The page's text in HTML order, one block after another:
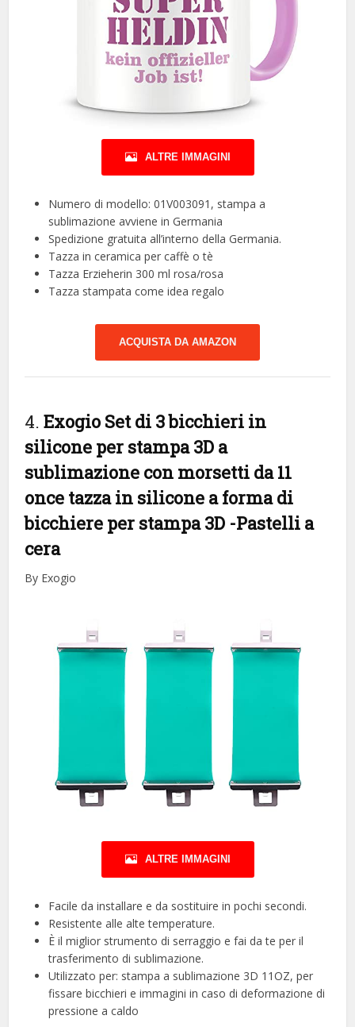
ALTRE IMMAGINI
Numero di modello: 01V003091, stampa a
sublimazione avviene in Germania
Spedizione gratuita all’interno della Germania.
Tazza in ceramica per caffè o tè
Tazza Erzieherin 300 ml rosa/rosa
Tazza stampata come idea regalo
ACQUISTA DA AMAZON
4.Exogio Set di 3 bicchieri in
silicone per stampa 3D a
sublimazione con morsetti da 11
once tazza in silicone a forma di
bicchiere per stampa 3D -Pastelli a
cera
By Exogio
ALTRE IMMAGINI
Facile da installare e da sostituire in pochi secondi.
Resistente alle alte temperature.
È il miglior strumento di serraggio e fai da te per il
trasferimento di sublimazione.
Utilizzato per: stampa a sublimazione 3D 11OZ, per
fissare bicchieri e immagini in caso di deformazione di
pressione a caldo